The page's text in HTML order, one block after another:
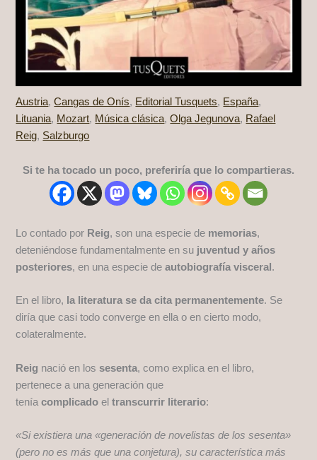
Austria,Cangas de Onís, Editorial Tusquets, España,
Lituania, Mozart, Música clásica,Olga Jegunova, Rafael
Reig, Salzburgo
Si te ha tocado un poco, preferiría que lo compartieras.
Lo contado por Reig, son una especie de memorias,
deteniéndose fundamentalmente en su juventud y años
posteriores, en una especie deautobiografía visceral .
En el libro, la literatura se da cita permanentemente. Se
diría que casi todo converge en ella o en cierto modo,
colateralmente.
Reig nació en los sesenta, como explica en el libro,
pertenece a una generación que
teníacomplicado eltranscurrir literario:
«Si existiera una «generación de novelistas de los sesenta»
(pero no es más que una conjetura), su característica más